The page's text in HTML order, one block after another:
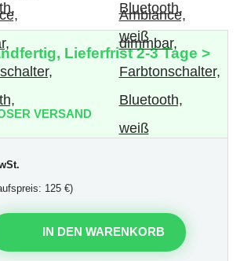
Lieferfrist 2-3 Tage >
VERSAND
125 €)
IN DEN WARENKORB